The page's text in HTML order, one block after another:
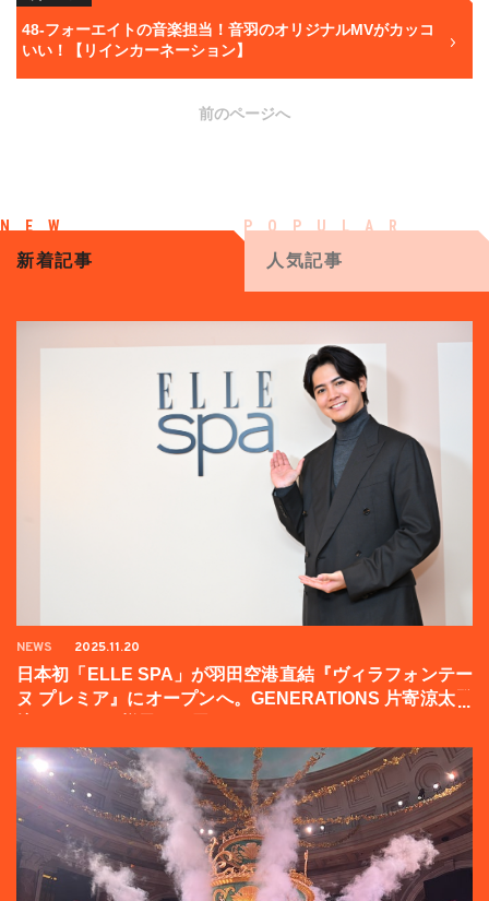
48-フォーエイトの音楽担当！音羽のオリジナルMVがカッコ
いい！【リインカーネーション】
前のページへ
新着記事 人気記事
NEWS 2025.11.20
日本初「ELLE SPA」が羽田空港直結『ヴィラフォンテー
ヌ プレミア』にオープンへ。GENERATIONS 片寄涼太登